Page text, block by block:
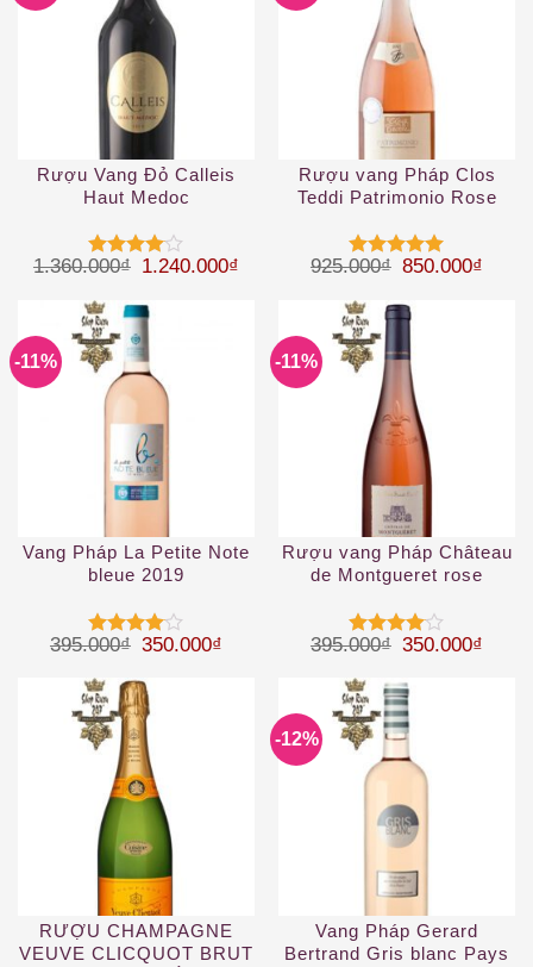
Rượu Vang Đỏ Calleis
Haut Medoc
Được
45 sao
1.360.000₫ Giá gốc là: 1.360.000₫.
1.240.000₫ Giá hiện tại là: 1.240.000₫.
Rượu vang Pháp Clos
Teddi Patrimonio Rose
Được xếp
sao
925.000₫ Giá gốc là:
850.000₫
-11%
Vang Pháp La Petite Note
bleue 2019
Được
45 sao
395.000₫ Giá gốc là: 395.000₫.
350.000₫ Giá hiện tại là: 350.000₫.
-11%
Rượu vang Pháp Château
de Montgueret rose
Được
45 sao
395.000₫ Giá gốc là:
350.000₫
RƯỢU CHAMPAGNE
VEUVE CLICQUOT BRUT
-12%
Vang Pháp Gerard
Bertrand Gris blanc Pays